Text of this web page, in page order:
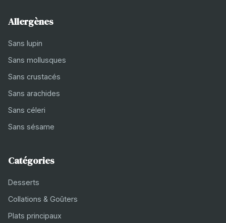
Allergènes
Sans lupin
Sans mollusques
Sans crustacés
Sans arachides
Sans céleri
Sans sésame
Catégories
Desserts
Collations & Goûters
Plats principaux